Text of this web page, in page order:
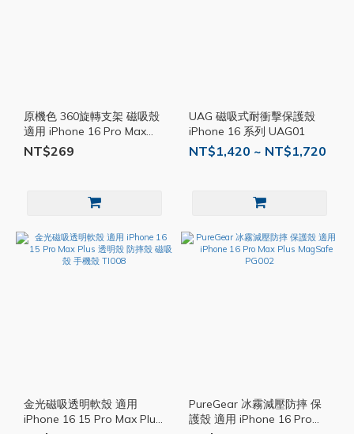
原機色 360旋轉支架 磁吸殼
適用 iPhone 16 Pro Max
Plus 防摔殼 保護殼 手機殼
TI006
NT$269
UAG 磁吸式耐衝擊保護殼
iPhone 16 系列 UAG01
NT$1,420 ~ NT$1,720
金光磁吸透明軟殼 適用
iPhone 16 15 Pro Max Plus
PureGear 冰霧減壓防摔 保
護殼 適用 iPhone 16 Pro